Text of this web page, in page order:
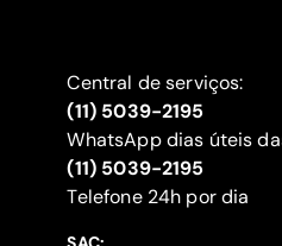
Central de serviços:
(11) 5039-2195
WhatsApp dias úteis
(11) 5039-2195
‍Telefone 24h por dia